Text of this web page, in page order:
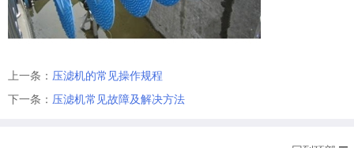
上一条： 压滤机的常见操作规程
下一条： 压滤机常见故障及解决方法